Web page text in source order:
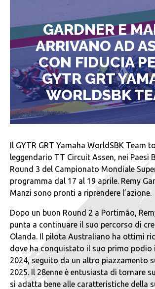
GARDNER E
ARRIVANO AD
CON FIDUCIA
GYTR GRT
WORLDSBK
Il GYTR GRT Yamaha WorldSBK Team
leggendario TT Circuit Assen, nei Paesi
Round 3 del Campionato Mondiale
programma dal 17 al 19 aprile. Remy
Manzi sono pronti a riprendere l’azione.
Dopo un buon Round 2 a Portimão,
punta a continuare il suo percorso di
Olanda. Il pilota Australiano ha ottimi
dove ha conquistato il suo primo podio
2024, seguito da un altro piazzamento
2025. Il 28enne è entusiasta di tornare
si adatta bene alle caratteristiche della